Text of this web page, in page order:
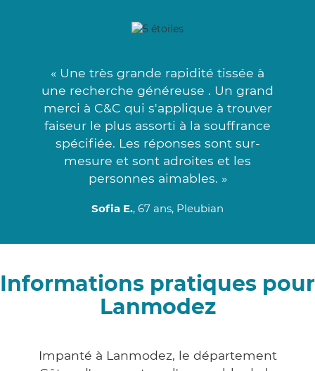
« Une très grande rapidité tissée à
une recherche généreuse . Un grand
merci à C&C qui s'applique à trouver
faiseur le plus assorti à la souffrance
spécifiée. Les réponses sont sur-
mesure et sont adroites et les
personnes aimables. »
Sofia E., 67 ans, Pleubian
Informations pratiques pour
Lanmodez
Impanté à Lanmodez, le département